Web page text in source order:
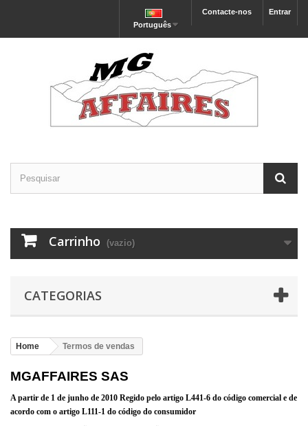
Entrar
Contacte-nos
Português
Carrinho (vazio)
CATEGORIAS
Home Termos de vendas
MGAFFAIRES SAS
A partir de 1 de junho de 2010 Regido pelo artigo L441-6 do código comercial e de
acordo com o artigo L111-1 do código do consumidor